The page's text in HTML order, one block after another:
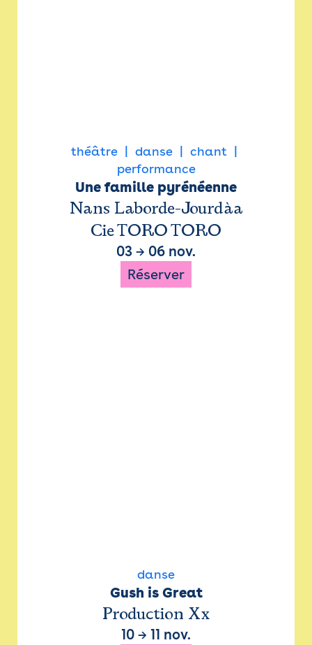
théâtre danse
chant
performance
Une famille pyrénéenne
Nans Laborde-Jourdàa
Cie TORO TORO
03 → 06 nov.
Réserver
danse
Gush is Great
Production Xx
10 → 11 nov.